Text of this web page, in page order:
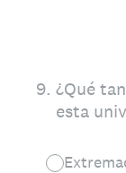
9. ¿Qué
esta